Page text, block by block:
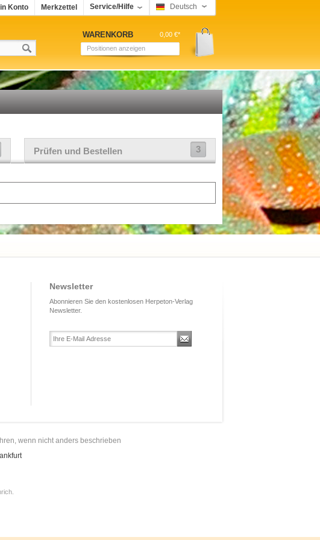
Konto Merkzettel Service/Hilfe Deutsch
WARENKORB
0,00 €*
Positionen anzeigen
3
Prüfen und Bestellen
Newsletter
Abonnieren Sie den kostenlosen Herpeton-Verlag
Newsletter.
wenn nicht anders beschrieben